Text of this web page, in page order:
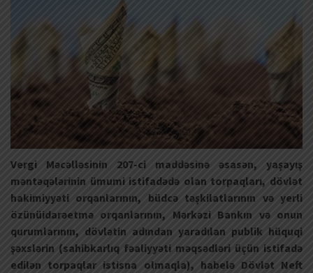
Vergi Məcəlləsinin 207-ci maddəsinə əsasən, yaşayış
məntəqələrinin ümumi istifadədə olan torpaqları, dövlət
hakimiyyəti orqanlarının, büdcə təşkilatlarının və yerli
özünüidarəetmə orqanlarının, Mərkəzi Bankın və onun
qurumlarının, dövlətin adından yaradılan publik hüquqi
şəxslərin (sahibkarlıq fəaliyyəti məqsədləri üçün istifadə
edilən torpaqlar istisna olmaqla), habelə Dövlət Neft